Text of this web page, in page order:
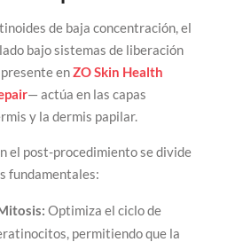
de baja concentración, el
bajo sistemas de liberación
enZO Skin Health
— actúa en las capas
y la dermis papilar.
el post-procedimiento se divide
fundamentales:
Optimiza el ciclo de
permitiendo que la